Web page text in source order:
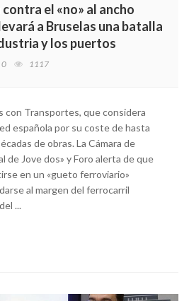
el «no» al ancho
a Bruselas una batalla
y los puertos
0 1117
con Transportes, que considera
española por su coste de hasta
de obras. La Cámara de
de Jove dos» y Foro alerta de que
en un «gueto ferroviario»
al margen del ferrocarril
...